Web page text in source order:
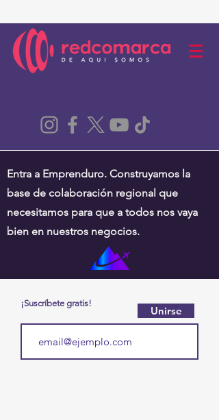
Entra a Emprenduro. Construyamos la
base de colaboración regional que
necesitamos para que a todos nos vaya
bien en nuestros negocios.
¡Suscríbete gratis!
Unirse